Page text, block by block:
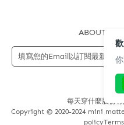
ABOUT US
每天穿什麼股份有
Copyright © 2020-2024 mini